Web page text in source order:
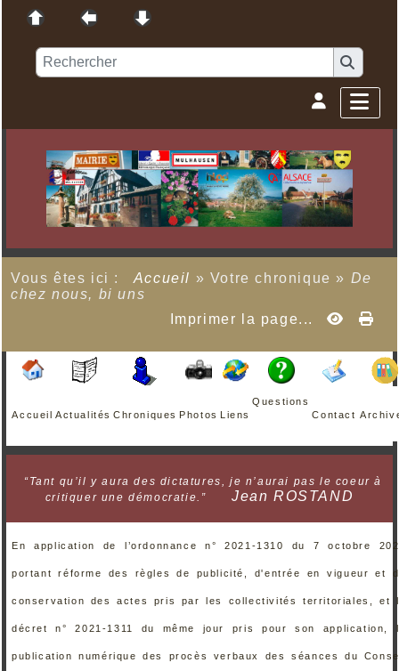
Vous êtes ici : Accueil » Votre chronique » De
chez nous, bi uns
Imprimer la page...
Accueil Actualités Chroniques Photos Liens
Questions
Contact
“Tant qu’il y aura des dictatures, je n’aurai pas le coeur à
critiquer une démocratie.”
Jean ROSTAND
En application de l’ordonnance n° 2021-1310 du 7 octobre
portant réforme des règles de publicité, d'entrée en vigueur et
conservation des actes pris par les collectivités territoriales, et
décret n° 2021-1311 du même jour pris pour son application,
publication numérique des procès verbaux des séances du